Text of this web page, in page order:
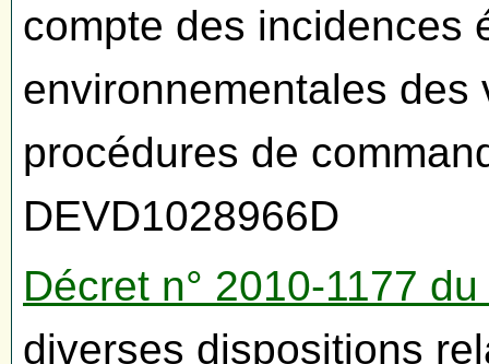
compte des incidences
environnementales
procédures de
DEVD1028966D
Décret n° 2010-1177
diverses dispositions